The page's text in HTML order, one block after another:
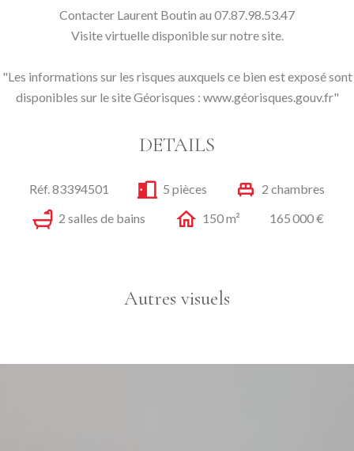
Contacter Laurent Boutin au 07.87.98.53.47
Visite virtuelle disponible sur notre site.
"Les informations sur les risques auxquels ce bien est exposé sont
disponibles sur le site Géorisques : www.géorisques.gouv.fr"
DETAILS
Réf. 83394501 5 pièces
2 chambres
2 salles de bains
150 m² 165 000 €
Autres visuels